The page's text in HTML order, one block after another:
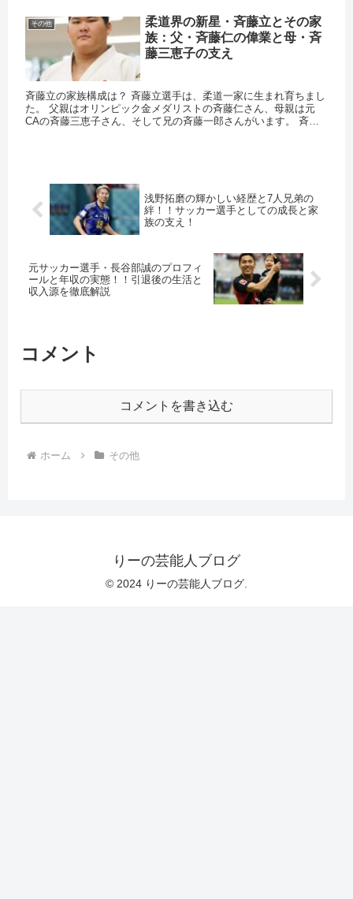
その他
柔道界の新星・斉藤立とその家
族：父・斉藤仁の偉業と母・斉
藤三恵子の支え
斉藤立の家族構成は？ 斉藤立選手は、柔道一家に生まれ育ちまし
た。 父親はオリンピック金メダリストの斉藤仁さん、母親は元
CAの斉藤三恵子さん、そして兄の斉藤一郎さんがいます。 斉藤
浅野拓磨の輝かしい経歴と7人兄弟の
絆！！サッカー選手としての成長と家
族の支え！
元サッカー選手・長谷部誠のプロフィ
ールと年収の実態！！引退後の生活と
収入源を徹底解説
コメント
コメントを書き込む
ホーム その他
りーの芸能人ブログ
© 2024 りーの芸能人ブログ.